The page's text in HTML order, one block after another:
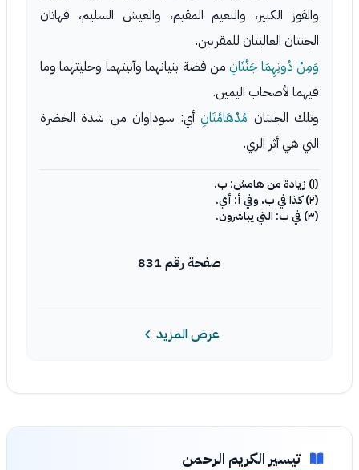
والفوز الكبير، والنعيم المقيم، والعيش السليم، فهاتان
الجنتان العاليتان للمقربين.
وَمِنْ دُونِهِمَا جَنَّتَانِمن فضة بنيانهما وآنيتهما وحليتهما وما
فيهما لأصحاب اليمين.
وتلك الجنتان مُدْهَامَّتَانِأي: سوداوان من شدة الخضرة
التي هي أثر الري.
(١) زيادة من هامش: ب.
(٢) كذا في ب، وفي أ: أي.
(٣) في ب: التي يباشرون.
صفحة رقم 831
عرض المزيد
تيسير الكريم الرحمن